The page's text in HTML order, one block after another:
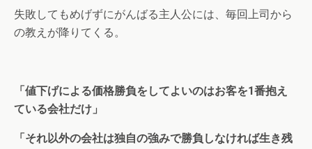
失敗してもめげずにがんばる主人公には、毎回上司から
の教えが降りてくる。
「値下げによる価格勝負をしてよいのはお客を1番抱え
ている会社だけ」
「それ以外の会社は独自の強みで勝負しなければ生き残